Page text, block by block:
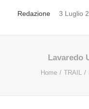
Redazione 3 Luglio
Lavaredo
Home TRAIL